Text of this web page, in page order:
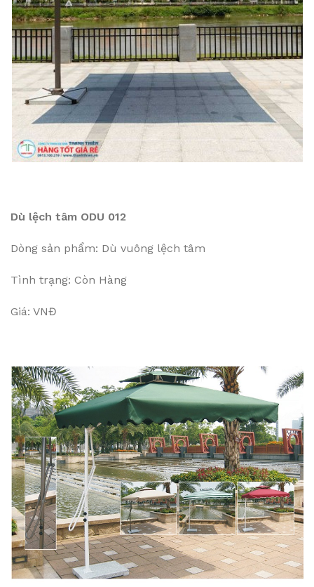
Dù lệch tâm ODU 012
Dòng sản phẩm: Dù vuông lệch tâm
Tình trạng: Còn Hàng
Giá: VNĐ